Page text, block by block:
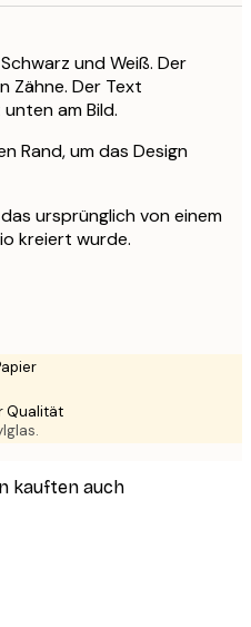
und Weiß. Der
Zähne. Der Text
unten am Bild.
Rand, um das Design
ursprünglich von einem
kreiert wurde.
Qualität
kauften auch